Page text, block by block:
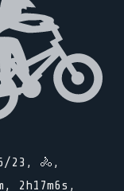
23, 🚴,
2h17m6s,